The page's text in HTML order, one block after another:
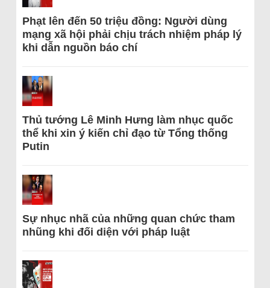
Phạt lên đến 50 triệu đồng: Người dùng
mạng xã hội phải chịu trách nhiệm pháp lý
khi dẫn nguồn báo chí
Thủ tướng Lê Minh Hưng làm nhục quốc
thể khi xin ý kiến chỉ đạo từ Tổng thống
Putin
Sự nhục nhã của những quan chức tham
nhũng khi đối diện với pháp luật